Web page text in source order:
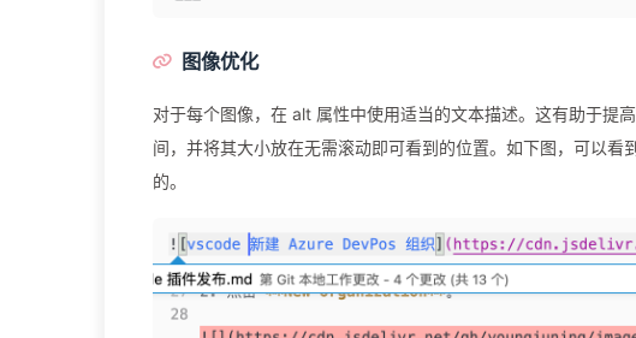
图像优化
对于每个图像，在 alt 属性中使用适当的文本描述。这有助于提
间，并将其大小放在无需滚动即可看到的位置。如下图，可以
的。